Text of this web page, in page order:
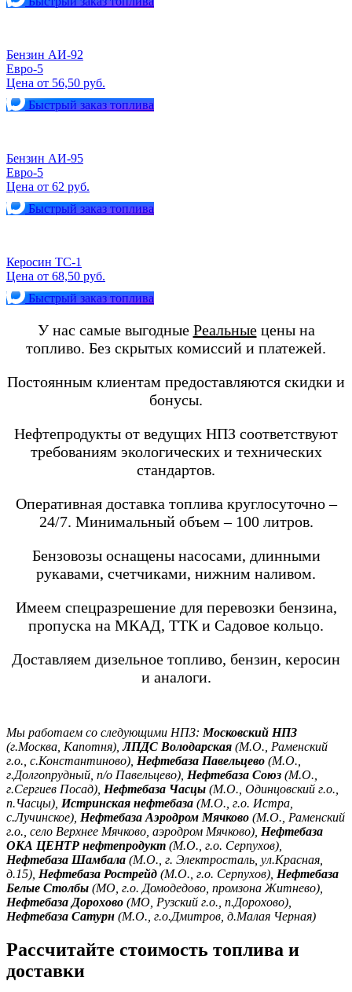
Бензин АИ-92
Евро-5
Цена от 56,50 руб.
Быстрый заказ топлива
Бензин АИ-95
Евро-5
Цена от 62 руб.
Быстрый заказ топлива
Керосин ТС-1
Цена от 68,50 руб.
Быстрый заказ топлива
У нас самые выгодные Реальныецены на
топливо. Без скрытых комиссий и платежей.
Постоянным клиентам предоставляются скидки и
бонусы.
Нефтепродукты от ведущих НПЗ соответствуют
требованиям экологических и технических
стандартов.
Оперативная доставка топлива круглосуточно –
24/7. Минимальный объем – 100 литров.
Бензовозы оснащены насосами, длинными
рукавами, счетчиками, нижним наливом.
Имеем спецразрешение для перевозки бензина,
пропуска на МКАД, ТТК и Садовое кольцо.
Доставляем дизельное топливо, бензин, керосин
и аналоги.
Мы работаем со следующими НПЗ: Московский НПЗ
(г.Москва, Капотня),ЛПДС Володарская (М.О., Раменский
г.о., с.Константиново), Нефтебаза Павельцево (М.О.,
г.Долгопрудный, п/о Павельцево), Нефтебаза Союз (М.О.,
г.Сергиев Посад), Нефтебаза Часцы (М.О., Одинцовский г.о.,
п.Часцы), Истринская нефтебаза (М.О., г.о. Истра,
с.Лучинское), Нефтебаза Аэродром Мячково (М.О., Раменский
г.о., село Верхнее Мячково, аэродром Мячково), Нефтебаза
ОКА ЦЕНТР нефтепродукт (М.О., г.о. Серпухов),
Нефтебаза Шамбала (М.О., г. Электросталь, ул.Красная,
д.15), Нефтебаза Рострейд (М.О., г.о. Серпухов), Нефтебаза
Белые Столбы (МО, г.о. Домодедово, промзона Житнево),
Нефтебаза Дорохово (МО, Рузский г.о., п.Дорохово),
Нефтебаза Сатурн (М.О., г.о.Дмитров, д.Малая Черная)
Рассчитайте стоимость топлива и
доставки